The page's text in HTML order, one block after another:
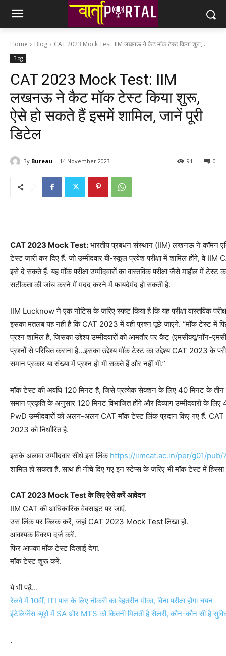
Home Blog CAT 2023 Mock Test: IIM लखनऊ ने कैट मॉक टेस्ट किया शुरू,...
Blog
CAT 2023 Mock Test: IIM
लखनऊ ने कैट मॉक टेस्ट किया शुरू,
ऐसे हो सकते हैं इसमें शामिल, जानें पूरी
डिटेल
By Bureau 14 November 2023 0
91
CAT 2023 Mock Test: भारतीय प्रबंधन संस्थान (IIM) लखनऊ ने कॉमन
टेस्ट जारी कर दिए हैं. जो उम्मीदवार बी-स्कूल प्रवेश परीक्षा में शामिल होंगे, वे
इसे दे सकते हैं. यह मॉक परीक्षा उम्मीदवारों का वास्तविक परीक्षा जैसे माहौल में
सटीकता की जांच करने में मदद करने में फायदेमंद हो सकती है.
IIM Lucknow ने एक नोटिस के जरिए स्पष्ट किया है कि यह परीक्षा वास्तविक
इसका मतलब यह नहीं है कि CAT 2023 में वही प्रश्न पूछे जाएंगे. “मॉक टेस्ट में
प्रश्न शामिल हैं, जिसका उद्देश्य उम्मीदवारों को आमतौर पर कैट (एमसीक्यू/नॉन-
प्रश्नों से परिचित कराना है…इसका उद्देश्य मॉक टेस्ट का उद्देश्य CAT 2023 के
समान प्रकार या संख्या में प्रश्न हो भी सकते हैं और नहीं भी.”
मॉक टेस्ट की अवधि 120 मिनट है, जिसे प्रत्येक सेक्शन के लिए 40 मिनट के तीन
समान प्रकृति के अनुसार 120 मिनट विभाजित होंगे और दिव्यांग उम्मीदवारों के
PwD उम्मीदवारों को अलग-अलग CAT मॉक टेस्ट लिंक प्रदान किए गए हैं. CAT
2023 को निर्धारित है.
इसके अलावा उम्मीदवार सीधे इस लिंक https://iimcat.ac.in/per/g01/pub/
शामिल हो सकता है. साथ ही नीचे दिए गए इन स्टेप्स के जरिए भी मॉक टेस्ट में
CAT 2023 Mock Test के लिए ऐसे करें आवेदन
IIM CAT की आधिकारिक वेबसाइट पर जाएं.
उस लिंक पर क्लिक करें, जहां CAT 2023 Mock Test लिखा हो.
आवश्यक विवरण दर्ज करें.
फिर आपका मॉक टेस्ट दिखाई देगा.
मॉक टेस्ट शुरू करें.
ये भी पढ़ें…
रेलवे में 10वीं, ITI पास के लिए नौकरी का बेहतरीन मौका, बिना परीक्षा होगा चयन
इंटेलिजेंस ब्यूरो में SA और MTS को कितनी मिलती है सैलरी, कौन-कौन सी है
.